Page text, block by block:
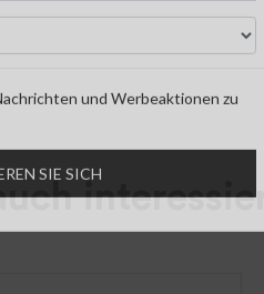
×
BLACK FRIDAY
an und erhalten Sie eine
Friday-Angebote!